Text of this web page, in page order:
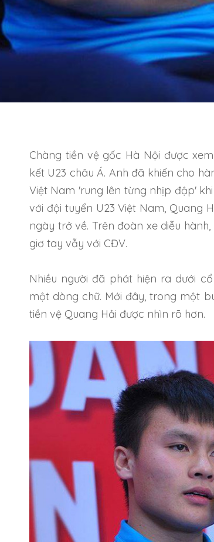
Chàng tiền vệ gốc Hà Nội được
kết U23 châu Á. Anh đã khiến cho
Việt Nam 'rung lên từng nhịp đập'
với đội tuyển U23 Việt Nam, Quang
ngày trở về. Trên đoàn xe diễu
giơ tay vẫy với CĐV.
Nhiều người đã phát hiện ra dưới
một dòng chữ. Mới đây, trong một
tiền vệ Quang Hải được nhìn rõ hơn.